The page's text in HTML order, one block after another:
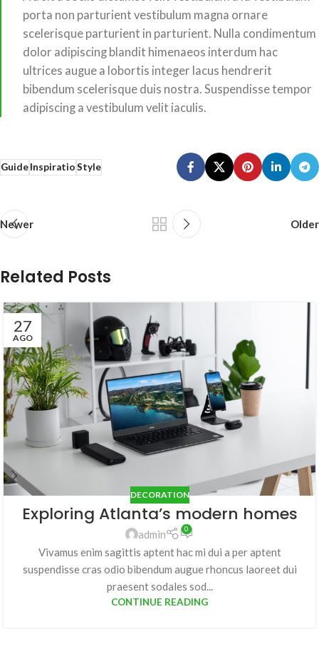
porta non parturient vestibulum magna ornare
scelerisque parturient in parturient. Nulla condimentum
dolor adipiscing blandit himenaeos interdum hac
ultrices augue a lobortis integer lacus hendrerit
bibendum scelerisque duis nostra. Suspendisse tempor
adipiscing a vestibulum velit iaculis.
GuideInspiratioStyle
Newer Older
Related Posts
27
AGO
DECORATION
Exploring Atlanta’s modern homes
admin 0
Vivamus enim sagittis aptent hac mi dui a per aptent
suspendisse cras odio bibendum augue rhoncus laoreet dui
praesent sodales sod...
CONTINUE READING